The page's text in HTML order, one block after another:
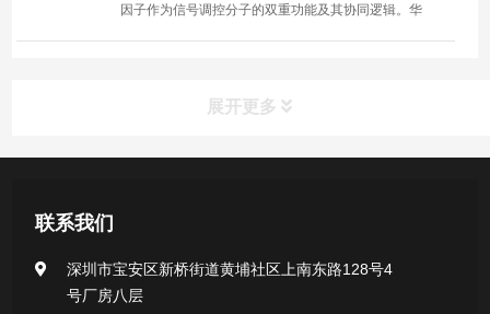
因子作为信号调控分子的双重功能及其协同逻辑。华
展开更多
行业新闻
联系我们
深圳市宝安区新桥街道黄埔社区上南东路128号4
号厂房八层